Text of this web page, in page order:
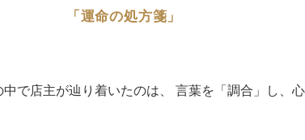
「運命の処方箋」
で店主が辿り着いたのは、 言葉を「調合」し、